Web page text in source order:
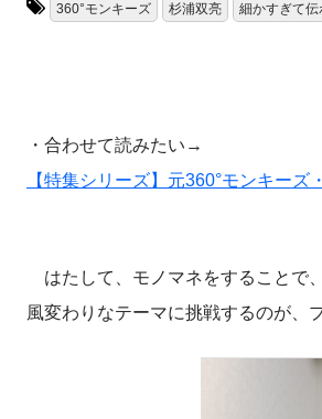
360°モンキーズ 杉浦双亮 細かすぎて
・合わせて読みたい→
【特集シリーズ】元360°モンキー
はたして、モノマネをすることで
風変わりなテーマに挑戦するのが、